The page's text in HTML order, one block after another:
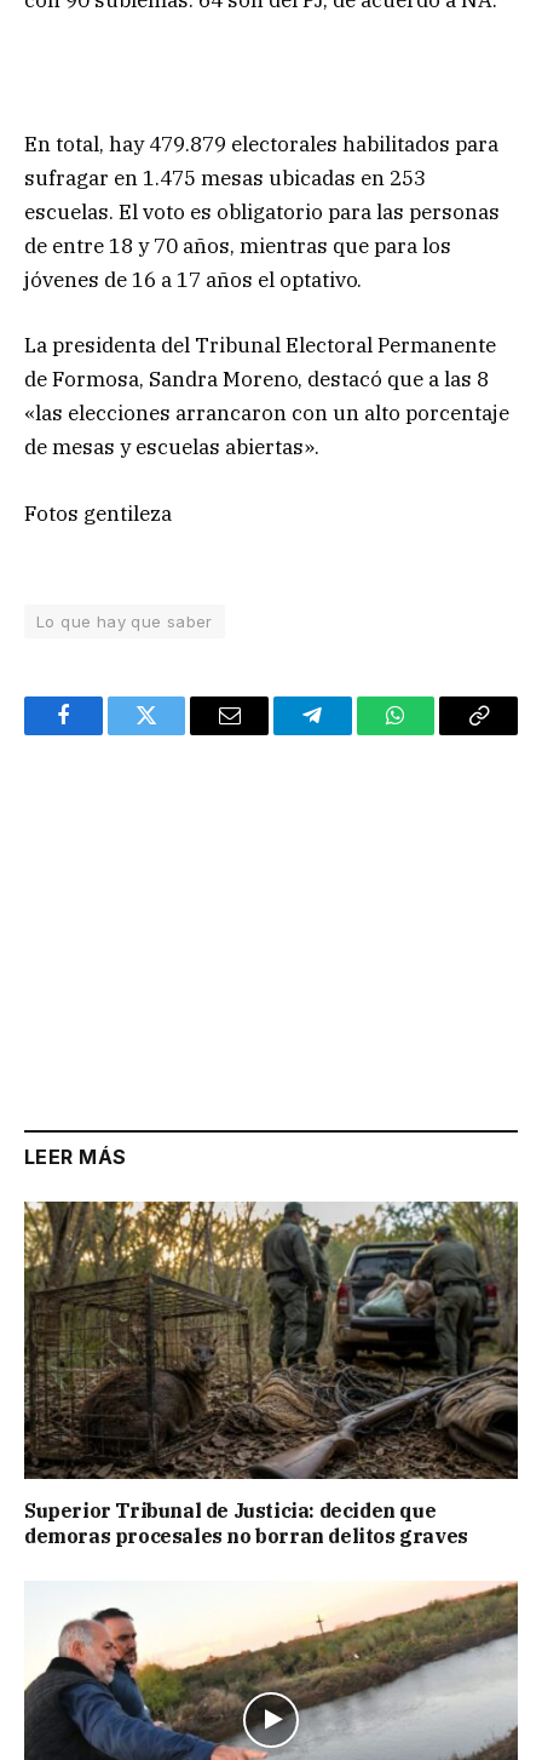
En total, hay 479.879 electorales habilitados para
sufragar en 1.475 mesas ubicadas en 253
escuelas. El voto es obligatorio para las personas
de entre 18 y 70 años, mientras que para los
jóvenes de 16 a 17 años el optativo.
La presidenta del Tribunal Electoral Permanente
de Formosa, Sandra Moreno, destacó que a las 8
«las elecciones arrancaron con un alto porcentaje
de mesas y escuelas abiertas».
Fotos gentileza
Lo que hay que saber
FacebookTwitter Email TelegramWhatsAppCopy
LEER MÁS
Superior Tribunal de Justicia: deciden que
demoras procesales no borran delitos graves